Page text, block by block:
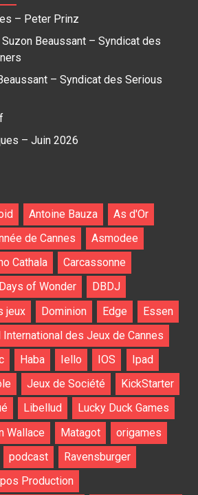
– Peter Prinz
Suzon Beaussant – Syndicat des
– Syndicat des Serious
– Juin 2026
Antoine Bauza
As d'Or
de Cannes
Asmodee
Cathala
Carcassonne
Days of Wonder
DBDJ
jeux
Dominion Edge
Essen
des Jeux de Cannes
Haba Iello IOS
Ipad
Jeux de Société
KickStarter
Libellud
Lucky Duck Games
Wallace Matagot
origames
podcast
Ravensburger
Production